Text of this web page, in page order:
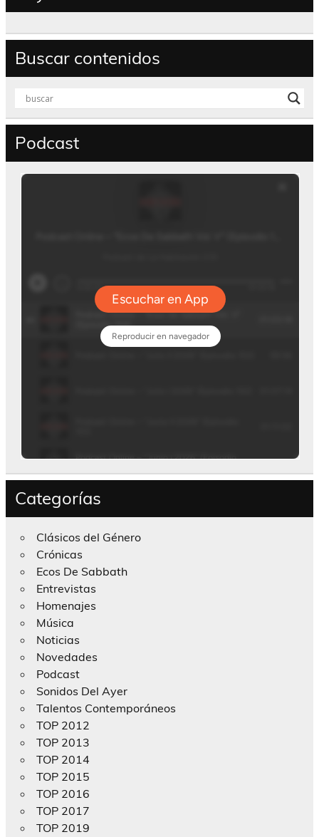
Buscar contenidos
Podcast
Categorías
Clásicos del Género
Crónicas
Ecos De Sabbath
Entrevistas
Homenajes
Música
Noticias
Novedades
Podcast
Sonidos Del Ayer
Talentos Contemporáneos
TOP 2012
TOP 2013
TOP 2014
TOP 2015
TOP 2016
TOP 2017
TOP 2019